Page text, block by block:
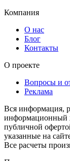
Компания
О нас
Блог
Контакты
О проекте
Вопросы и
Реклама
Вся информация,
информационный
публичной
указанные на
Все расчеты